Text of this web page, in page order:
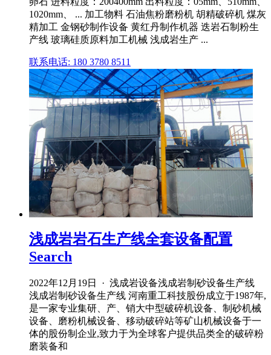
1020mm、 ... 加工物料 石油焦粉磨粉机 胡精破碎机 煤灰
精加工 金钢砂制作设备 黄红丹制作机器 迭岩石制粉生
产线 玻璃硅质原料加工机械 浅成岩生产 ...
联系电话: 180 3780 8511
浅成岩岩石生产线全套设备配置
Search
2022年12月19日 · 浅成岩设备浅成岩制砂设备生产线
浅成岩制砂设备生产线 河南重工科技股份成立于1987年,
是一家专业集研、产、销大中型破碎机设备、制砂机械
设备、磨粉机械设备、移动破碎站等矿山机械设备于一
体的股份制企业,致力于为全球客户提供品类全的破碎粉
磨装备和